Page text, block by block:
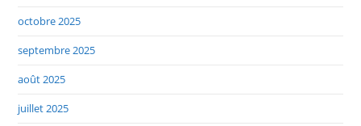
octobre 2025
septembre 2025
août 2025
juillet 2025